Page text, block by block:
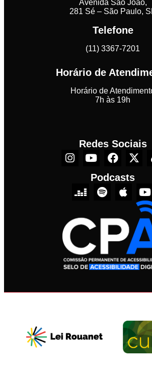
Avenida São João,
281 Sé – São Paulo,
Telefone
(11) 3367-7201
Horário de
Horário de
7h às 19h
Redes Sociais
Podcasts